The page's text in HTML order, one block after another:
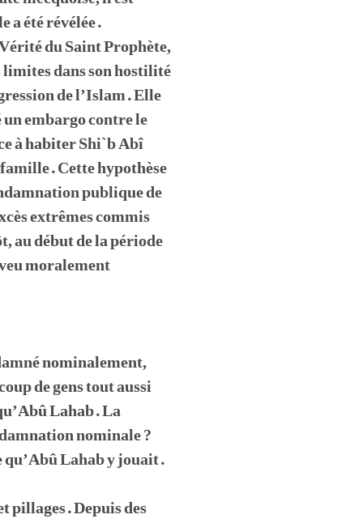
a été révélée.
du Saint Prophète,
limites dans son hostilité
de l’Islam. Elle
embargo contre le
à habiter Shi`b Abî
Cette hypothèse
publique de
extrêmes commis
au début de la période
moralement
nominalement,
de gens tout aussi
Lahab. La
nominale ?
qu’Abû Lahab y jouait.
pillages. Depuis des